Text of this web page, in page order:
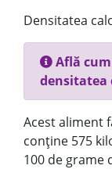
Densitatea
Află
densitatea
Acest aliment
conține 575
100 de grame